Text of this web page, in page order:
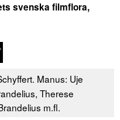
svenska filmflora,
Manus: Uje
Therese
m.fl.